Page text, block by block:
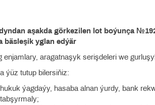
aşakda görkezilen lot boýunça
bäsleşik yglan edýär
aragatnaşyk serişdeleri we
ýüz tutup bilersiňiz:
ýagdaýy, hasaba alnan ýurdy, bank